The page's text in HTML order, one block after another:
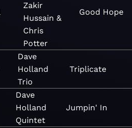
Zakir
Hussain &
Chris
Potter
Good Hope
Dave
Holland
Trio
Triplicate
Dave
Holland
Quintet
Jumpin' In